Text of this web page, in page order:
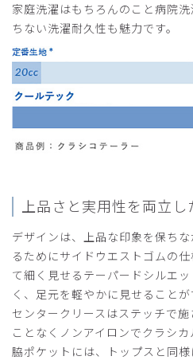
家庭洗濯はもちろんのこと病院
ちない洗濯耐久性も魅力です。
上品さと実用性を両立し
デザインは、上品な印象を保ち
るためにサイドウエストゴムの
て細く見せるテーパードシルエ
く、足元を軽やかに見せることが
センタークリースはステッチで
ことなくノンアイロンでクラシカ
脇ポケットには、トップスと同